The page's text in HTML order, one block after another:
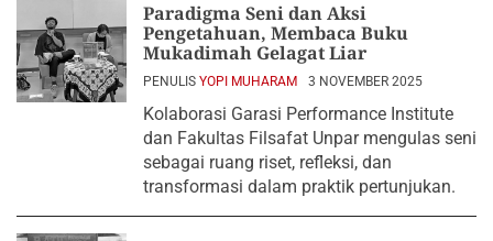
Paradigma Seni dan Aksi
Pengetahuan, Membaca Buku
Mukadimah Gelagat Liar
PENULIS YOPI MUHARAM 3 NOVEMBER 2025
Kolaborasi Garasi Performance Institute
dan Fakultas Filsafat Unpar mengulas seni
sebagai ruang riset, refleksi, dan
transformasi dalam praktik pertunjukan.